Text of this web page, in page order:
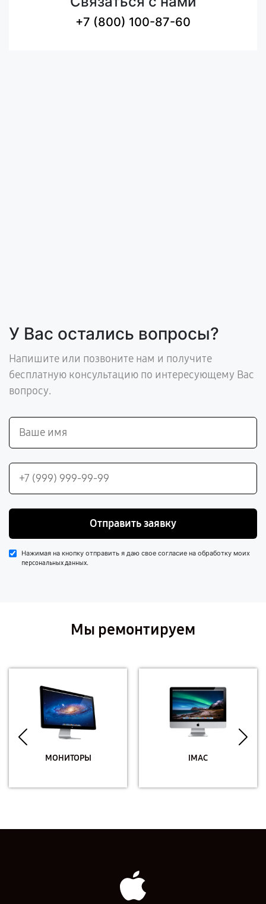
+7 (800) 100-87-60
У Вас остались вопросы?
Напишите или позвоните нам и получите
бесплатную консультацию по интересующему Вас
вопросу.
Отправить заявку
Нажимая на кнопку отправить я даю свое согласие на обработку моих
персональных данных.
Мы ремонтируем
МОНИТОРЫ IMAC